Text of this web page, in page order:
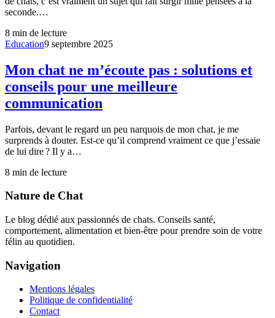
seconde.…
8 min de lecture
Education9 septembre 2025
Mon chat ne m’écoute pas : solutions et
conseils pour une meilleure
communication
Parfois, devant le regard un peu narquois de mon chat, je me
surprends à douter. Est-ce qu’il comprend vraiment ce que j’essaie
de lui dire ? Il y a…
8 min de lecture
Nature de Chat
Le blog dédié aux passionnés de chats. Conseils santé,
comportement, alimentation et bien-être pour prendre soin de votre
félin au quotidien.
Navigation
Mentions légales
Politique de confidentialité
Contact